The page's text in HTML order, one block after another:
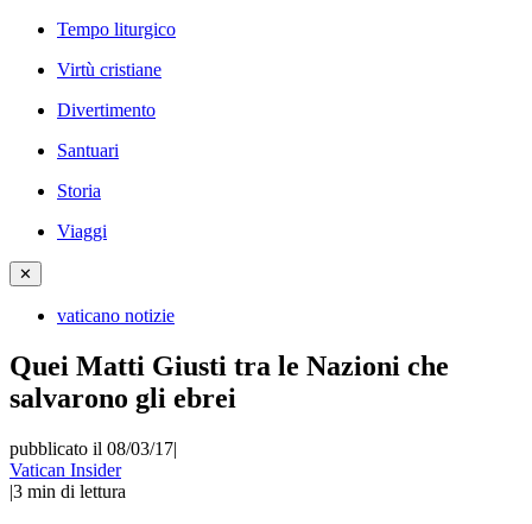
Tempo liturgico
Virtù cristiane
Divertimento
Santuari
Storia
Viaggi
✕
vaticano notizie
Quei Matti Giusti tra le Nazioni che
salvarono gli ebrei
pubblicato il 08/03/17|
Vatican Insider
|3 min di lettura